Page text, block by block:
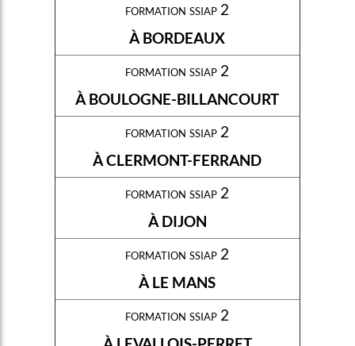
formation ssiap 2
À BORDEAUX
formation ssiap 2
À BOULOGNE-BILLANCOURT
formation ssiap 2
À CLERMONT-FERRAND
formation ssiap 2
À DIJON
formation ssiap 2
À LE MANS
formation ssiap 2